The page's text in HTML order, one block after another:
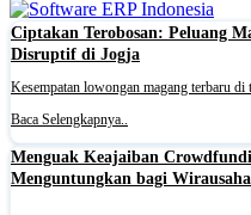
Ciptakan Terobosan: Peluang
Disruptif di Jogja
Kesempatan lowongan magang terbaru di
Baca Selengkapnya..
Menguak Keajaiban
Menguntungkan bagi